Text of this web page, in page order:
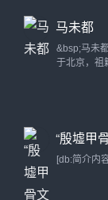
马未都
&bsp;马未
于北京，祖
网》专栏作
“殷墟甲
线发布
[db:简介内